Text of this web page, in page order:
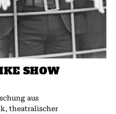
SHOW
aus
theatralischer